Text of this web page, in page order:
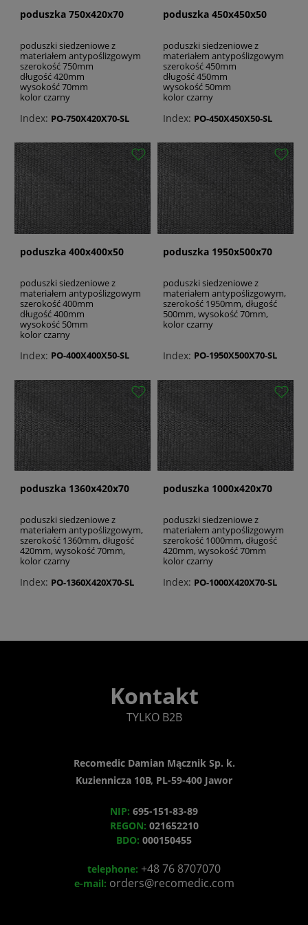
znana jest z tego, że zawsze przesuwa
wymaganiom coraz bardziej
zaawansowanych zastosowań i dostarczać
unikalne, pomysłowe i spersonalizowane
rozwiązania, które najlepiej odpowiadają
indywidualnym potrzebom klientów.
inwalidzkiego firmy Recomedic, użytkownik
wózka inwalidzkiego może mieć pewność, że
otrzyma produkt wysokiej klasy,
zaprojektowany i wyprodukowany zgodnie z
rygorystycznymi przepisami i normami
obowiązującymi w dziedzinie wyrobów
rolki antywywrotne do wózków inwalidzkich
wiadra toaletowe
ciągi do pchania wózków inwalidzkich
poduszka 750x420x70
poduszki siedzeniowe z
materiałem antypoślizgowym
szerokość 750mm
długość 420mm
wysokość 70mm
kolor czarny
Index: PO-750X420X70-SL
poduszka 450x450x50
poduszki siedzeniowe z
materiałem antypoślizgowym
szerokość 450mm
długość 450mm
wysokość 50mm
kolor czarny
Index: PO-450X450X50-SL
poduszka 400x400x50
poduszki siedzeniowe z
materiałem antypoślizgowym
szerokość 400mm
długość 400mm
wysokość 50mm
kolor czarny
Index: PO-400X400X50-SL
poduszka 1950x500x70
poduszki siedzeniowe z
materiałem antypoślizgowym,
szerokość 1950mm, długość
500mm, wysokość 70mm,
kolor czarny
Index: PO-1950X500X70-SL
poduszka 1360x420x70
poduszki siedzeniowe z
materiałem antypoślizgowym,
szerokość 1360mm, długość
420mm, wysokość 70mm,
kolor czarny
Index: PO-1360X420X70-SL
poduszka 1000x420x70
poduszki siedzeniowe z
materiałem antypoślizgowym
szerokość 1000mm, długość
420mm, wysokość 70mm
kolor czarny
Index: PO-1000X420X70-SL
Kontakt
TYLKO B2B
Recomedic Damian Mącznik Sp. k.
Kuziennicza 10B, PL-59-400 Jawor
NIP: 695-151-83-89
REGON: 021652210
BDO: 000150455
telephone: +48 76 8707070
e-mail: orders@recomedic.com